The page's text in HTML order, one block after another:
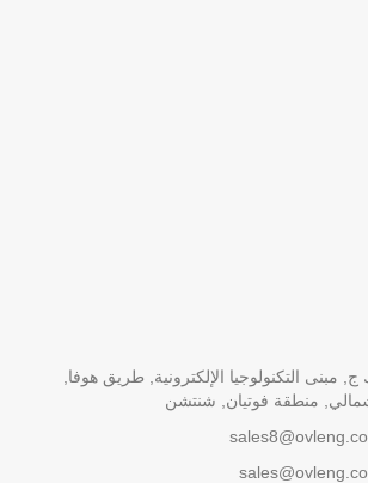
بلوك ج, مبنى التكنولوجيا الإلكترونية, طريق هوفا,
منطقة فوتيان, شنتشن